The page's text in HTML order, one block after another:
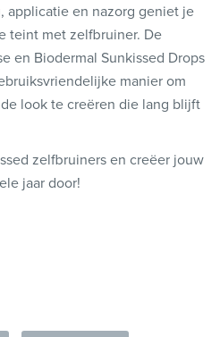
applicatie en nazorg geniet je
teint met zelfbruiner. De
en Biodermal Sunkissed Drops
manier om
look te creëren die lang blijft
zelfbruiners en creëer jouw
jaar door!